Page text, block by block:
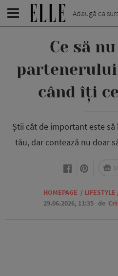
Adaugă ca
Ce să
când îți
Știi cât de important este
tău, dar contează nu doar
HOMEPAGE / LIFESTYLE
29.06.2026, 11:35 de